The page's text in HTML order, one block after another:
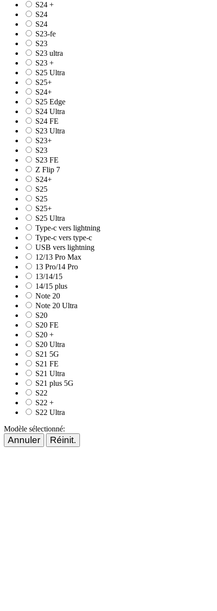
S24 +
S24
S24
S23-fe
S23
S23 ultra
S23 +
S25 Ultra
S25+
S24+
S25 Edge
S24 Ultra
S24 FE
S23 Ultra
S23+
S23
S23 FE
Z Flip 7
S24+
S25
S25
S25+
S25 Ultra
Type-c vers lightning
Type-c vers type-c
USB vers lightning
12/13 Pro Max
13 Pro/14 Pro
13/14/15
14/15 plus
Note 20
Note 20 Ultra
S20
S20 FE
S20 +
S20 Ultra
S21 5G
S21 FE
S21 Ultra
S21 plus 5G
S22
S22 +
S22 Ultra
Modèle sélectionné:
Annuler Réinit.